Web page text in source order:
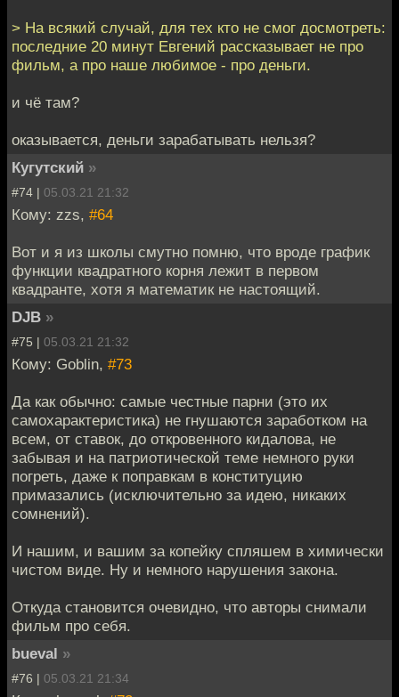
> На всякий случай, для тех кто не смог досмотреть:
последние 20 минут Евгений рассказывает не про
фильм, а про наше любимое - про деньги.
и чё там?
оказывается, деньги зарабатывать нельзя?
Кугутский »
#74 | 05.03.21 21:32
Кому: zzs, #64
Вот и я из школы смутно помню, что вроде график
функции квадратного корня лежит в первом
квадранте, хотя я математик не настоящий.
DJB »
#75 | 05.03.21 21:32
Кому: Goblin, #73
Да как обычно: самые честные парни (это их
самохарактеристика) не гнушаются заработком на
всем, от ставок, до откровенного кидалова, не
забывая и на патриотической теме немного руки
погреть, даже к поправкам в конституцию
примазались (исключительно за идею, никаких
сомнений).
И нашим, и вашим за копейку спляшем в химически
чистом виде. Ну и немного нарушения закона.
Откуда становится очевидно, что авторы снимали
фильм про себя.
bueval »
#76 | 05.03.21 21:34